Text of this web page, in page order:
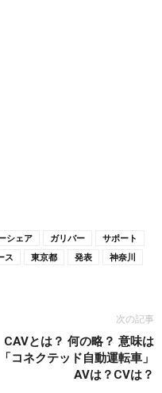
シェア ガリバー
サポート
ス 東京都 発表
神奈川
次の記事
CAVとは？ 何の略？ 意味は
「コネクテッド自動運転車」
AVは？CVは？